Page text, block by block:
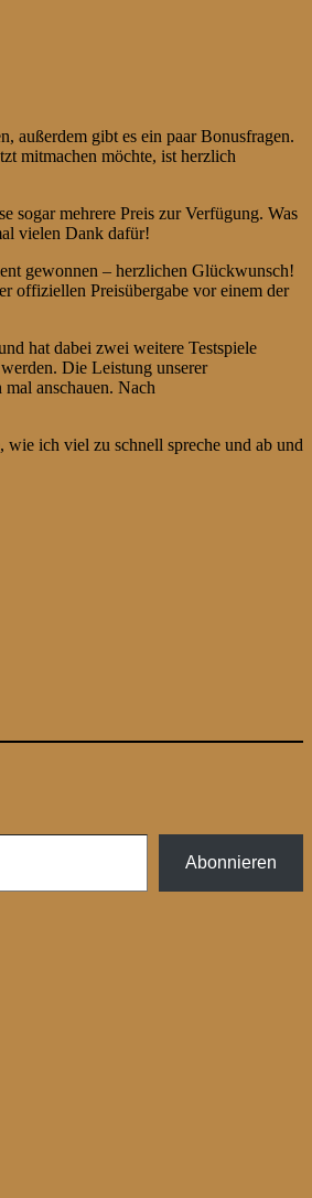
außerdem gibt es ein paar Bonusfragen.
mitmachen möchte, ist herzlich
sogar mehrere Preis zur Verfügung. Was
vielen Dank dafür!
gewonnen – herzlichen Glückwunsch!
offiziellen Preisübergabe vor einem der
hat dabei zwei weitere Testspiele
Die Leistung unserer
anschauen. Nach
ich viel zu schnell spreche und ab und
Abonnieren